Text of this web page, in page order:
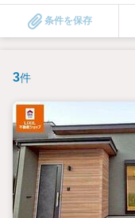
条件を保存
3件